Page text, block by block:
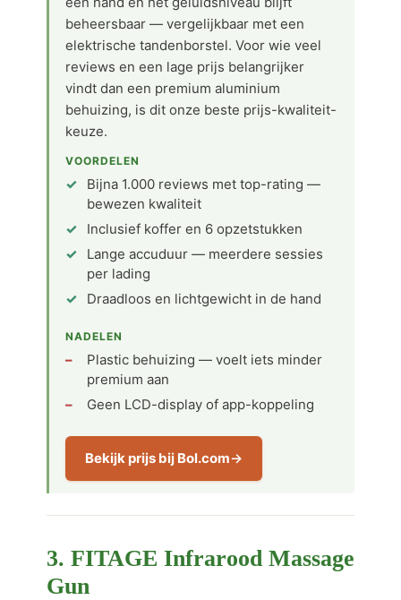
beheersbaar — vergelijkbaar met een
elektrische tandenborstel. Voor wie veel
reviews en een lage prijs belangrijker
vindt dan een premium aluminium
behuizing, is dit onze beste prijs-kwaliteit-
keuze.
VOORDELEN
Bijna 1.000 reviews met top-rating —
bewezen kwaliteit
Inclusief koffer en 6 opzetstukken
Lange accuduur — meerdere sessies
per lading
Draadloos en lichtgewicht in de hand
NADELEN
Plastic behuizing — voelt iets minder
premium aan
Geen LCD-display of app-koppeling
Bekijk prijs bij Bol.com
3. FITAGE Infrarood Massage
Gun